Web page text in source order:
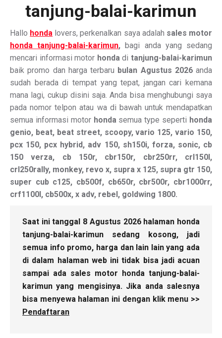
tanjung-balai-karimun
Hallo honda lovers, perkenalkan saya adalah sales motor
honda tanjung-balai-karimun,bagi anda yang sedang
mencari informasi motor hondaditanjung-balai-karimun
baik promo dan harga terbaru bulan Agustus 2026 anda
sudah berada di tempat yang tepat, jangan cari kemana
mana lagi, cukup disini saja. Anda bisa menghubungi saya
pada nomor telpon atau wa di bawah untuk mendapatkan
semua informasi motor hondasemua type seperti honda
genio, beat, beat street, scoopy, vario 125, vario 150,
pcx 150, pcx hybrid, adv 150, sh150i, forza, sonic, cb
150 verza, cb 150r, cbr150r, cbr250rr, crl150l,
crl250rally, monkey, revo x, supra x 125, supra gtr 150,
super cub c125, cb500f, cb650r, cbr500r, cbr1000rr,
crf1100l, cb500x, x adv, rebel, goldwing 1800.
Saat ini tanggal 8 Agustus 2026 halaman honda
tanjung-balai-karimun sedang kosong, jadi
semua info promo, harga dan lain lain yang ada
di dalam halaman web ini tidak bisa jadi acuan
sampai ada sales motor honda tanjung-balai-
karimun yang mengisinya. Jika anda salesnya
bisa menyewa halaman ini dengan klik menu >>
Pendaftaran